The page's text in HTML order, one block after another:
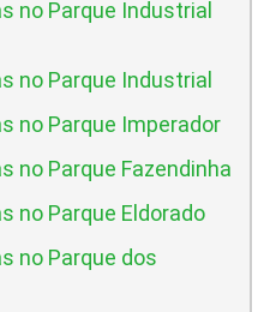
no Parque Industrial
no Parque Industrial
no Parque Imperador
no Parque Fazendinha
no Parque Eldorado
no Parque dos